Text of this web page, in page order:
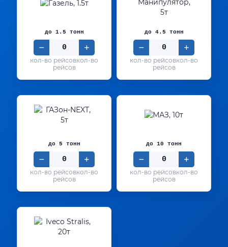
до 1.5 тонн
кол-во
рейсов
до 4.5 тонн
кол-во
рейсов
до 5 тонн
кол-во
рейсов
до 10 тонн
кол-во
рейсов